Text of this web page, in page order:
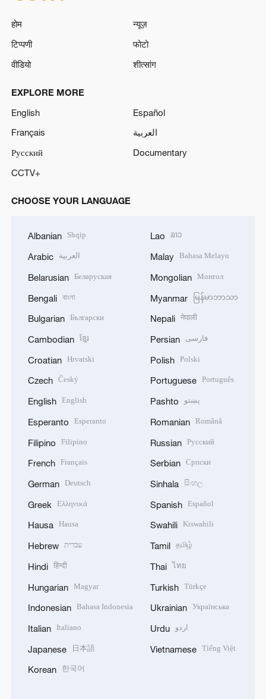
होम
न्यूज़
टिप्पणी
फोटो
वीडियो
शीत्सांग
EXPLORE MORE
English
Español
Français
العربية
Русский
Documentary
CCTV+
CHOOSE YOUR LANGUAGE
Albanian Shqip
Arabic العربية
Belarusian Беларуская
Bengali বাংলা
Bulgarian Български
Cambodian ខ្មែរ
Croatian Hrvatski
Czech Český
English English
Esperanto Esperanto
Filipino Filipino
French Français
German Deutsch
Greek Ελληνικά
Hausa Hausa
Hebrew עברית
Hindi हिन्दी
Hungarian Magyar
Indonesian Bahasa Indonesia
Italian Italiano
Japanese 日本語
Korean 한국어
Lao ລາວ
Malay Bahasa Melayu
Mongolian Монгол
Myanmar မြန်မာဘာသာ
Nepali नेपाली
Persian فارسی
Polish Polski
Portuguese Português
Pashto پښتو
Romanian Română
Russian Русский
Serbian Српски
Sinhala සිංහල
Spanish Español
Swahili Kiswahili
Tamil தமிழ்
Thai ไทย
Turkish Türkçe
Ukrainian Українська
Urdu اردو
Vietnamese Tiếng Việt